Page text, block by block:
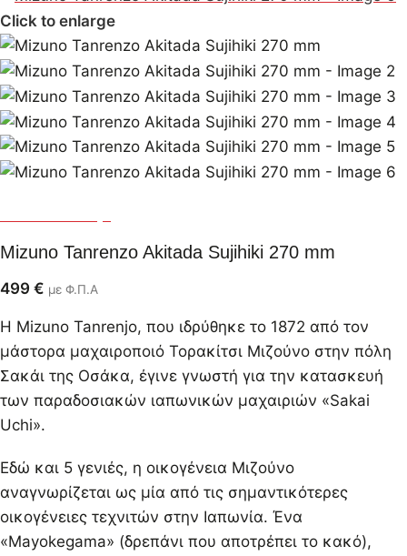
Click to enlarge
Mizuno Tanrenzo Akitada Sujihiki 270 mm
499 € με Φ.Π.Α
Η Mizuno Tanrenjo, που ιδρύθηκε το 1872 από τον
μάστορα μαχαιροποιό Τορακίτσι Μιζούνο στην πόλη
Σακάι της Οσάκα, έγινε γνωστή για την κατασκευή
των παραδοσιακών ιαπωνικών μαχαιριών «Sakai
Uchi».
Εδώ και 5 γενιές, η οικογένεια Μιζούνο
αναγνωρίζεται ως μία από τις σημαντικότερες
οικογένειες τεχνιτών στην Ιαπωνία. Ένα
«Mayokegama» (δρεπάνι που αποτρέπει το κακό),